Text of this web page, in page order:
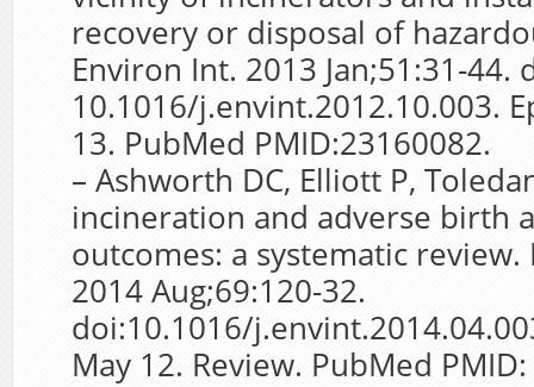
recovery or disposal of
Environ Int. 2013 Jan;51:31-44.
10.1016/j.envint.2012.10.003.
13. PubMed PMID:23160082.
– Ashworth DC, Elliott P,
incineration and adverse birth
outcomes: a systematic review.
2014 Aug;69:120-32.
doi:10.1016/
May 12. Review. PubMed